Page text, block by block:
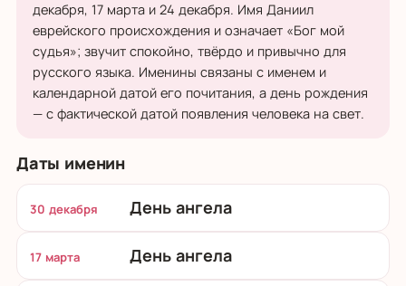
декабря, 17 марта и 24 декабря. Имя Даниил
еврейского происхождения и означает «Бог мой
судья»; звучит спокойно, твёрдо и привычно для
русского языка. Именины связаны с именем и
календарной датой его почитания, а день рождения
— с фактической датой появления человека на свет.
Даты именин
30 декабря День ангела
17 марта День ангела